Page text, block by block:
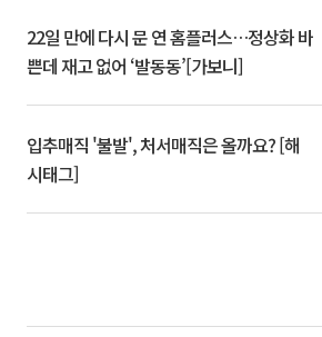
22일 만에 다시 문 연 홈플러스…정상화 바
쁜데 재고 없어 ‘발동동’[가보니]
입추매직 '불발', 처서매직은 올까요? [해
시태그]